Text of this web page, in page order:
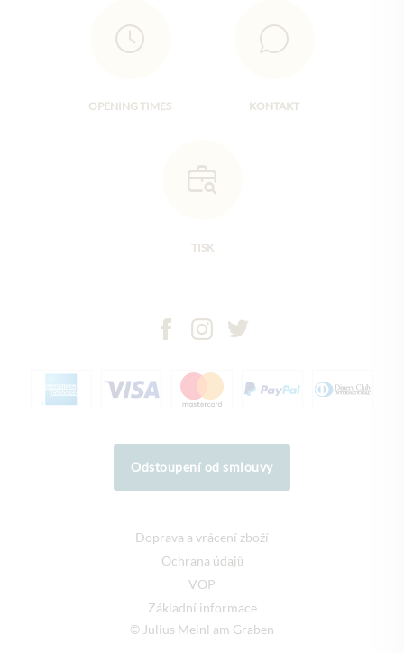
OPENING TIMES KONTAKT
TISK
Odstoupení od smlouvy
Doprava a vrácení zboží
Ochrana údajů
VOP
Základní informace
© Julius Meinl am Graben